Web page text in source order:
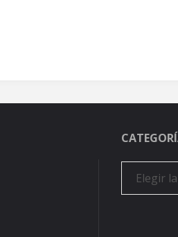
Categorías